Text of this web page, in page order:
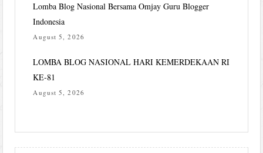
Lomba Blog Nasional Bersama Omjay Guru Blogger
Indonesia
August 5, 2026
LOMBA BLOG NASIONAL HARI KEMERDEKAAN RI
KE-81
August 5, 2026